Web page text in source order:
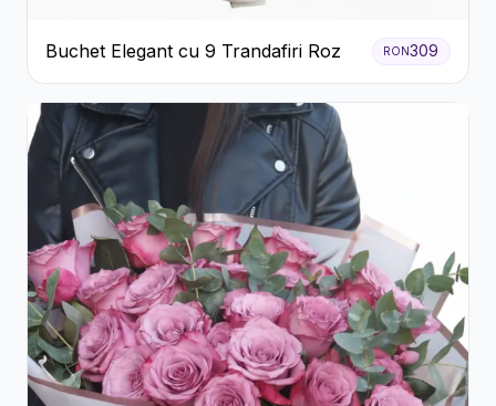
Buchet Elegant cu 9 Trandafiri Roz RON309